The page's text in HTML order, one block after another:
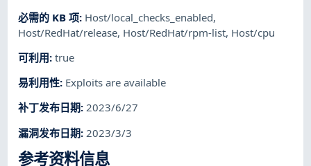
必需的 KB 项: Host/local_checks_enabled,
Host/RedHat/release, Host/RedHat/rpm-list, Host/cpu
可利用:true
易利用性: Exploits are available
补丁发布日期:2023/6/27
漏洞发布日期: 2023/3/3
参考资料信息